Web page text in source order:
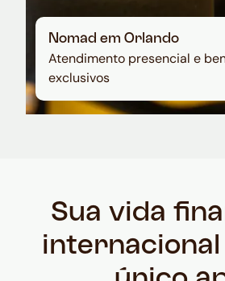
Nomad em Orlando
Atendimento presencial e
exclusivos
Sua vida
internacional